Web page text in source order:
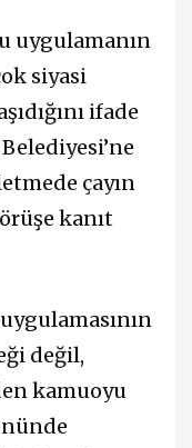
uygulamanın
siyasi
ifade
çayın
kanıt
değil,
kamuoyu